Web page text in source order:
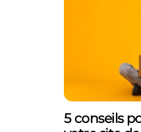
5 conseils